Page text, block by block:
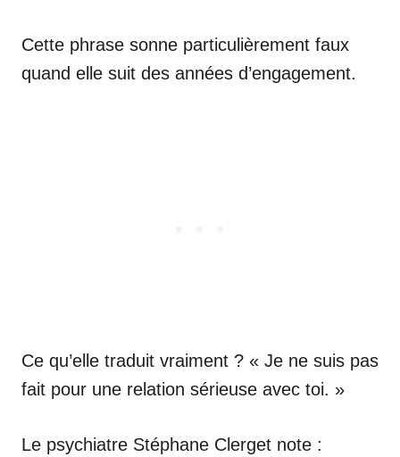
Cette phrase sonne particulièrement faux
quand elle suit des années d’engagement.
Ce qu’elle traduit vraiment ? « Je ne suis pas
fait pour une relation sérieuse avec toi. »
Le psychiatre Stéphane Clerget note :